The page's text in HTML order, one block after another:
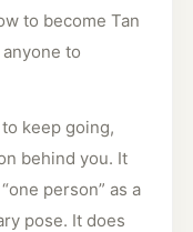
to become Tan
to
keep going,
behind you. It
person” as a
pose. It does